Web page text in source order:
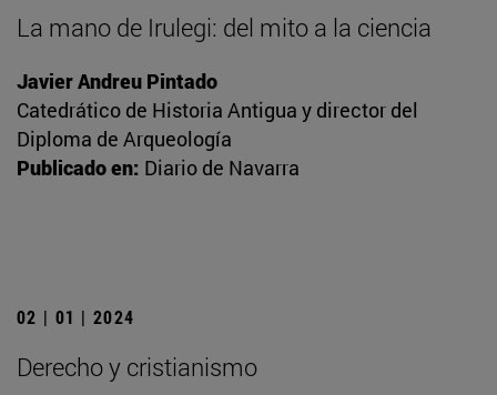
La mano de Irulegi: del mito a la ciencia
Javier Andreu Pintado
Catedrático de Historia Antigua y director del
Diploma de Arqueología
Publicado en: Diario de Navarra
02 | 01 | 2024
Derecho y cristianismo